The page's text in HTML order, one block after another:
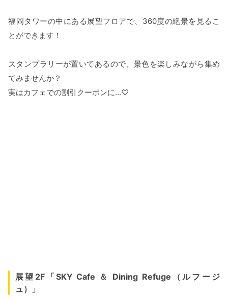
福岡タワーの中にある展望フロアで、360度の絶景を見るこ
とができます！
スタンプラリーが置いてあるので、景色を楽しみながら集め
てみませんか？
実はカフェでの割引クーポンに…♡
展望2F「SKY Cafe ＆ Dining Refuge（ルフージ
ュ）」